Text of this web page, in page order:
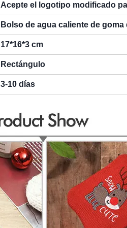
Acepte el logotipo modificado
Bolso de agua caliente de
17*16*3 cm
Rectángulo
3-10 días